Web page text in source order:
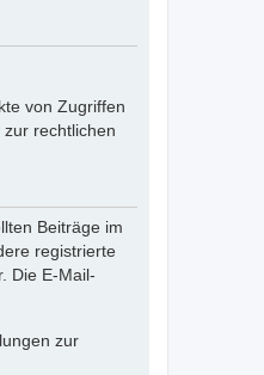
von Zugriffen
rechtlichen
Beiträge im
registrierte
Die E-Mail-
zur